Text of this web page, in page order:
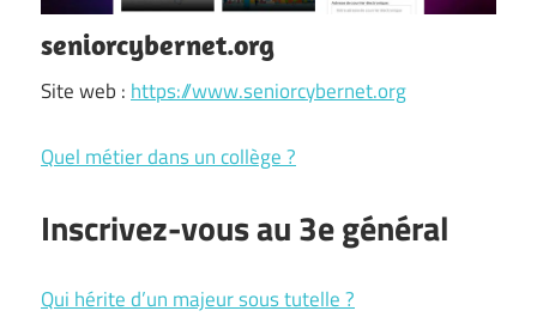
seniorcybernet.org
Site web :https://www.seniorcybernet.org
Quel métier dans un collège ?
Inscrivez-vous au 3e général
Qui hérite d’un majeur sous tutelle ?